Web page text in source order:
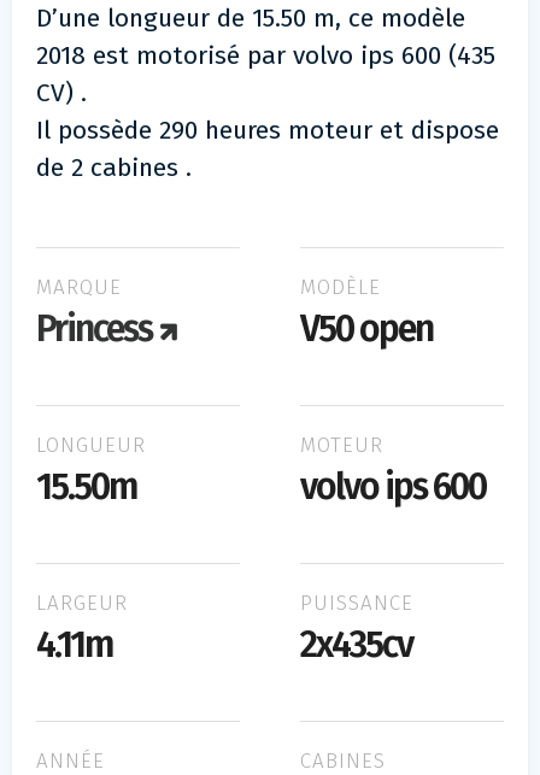
D’une longueur de 15.50 m, ce modèle
2018 est motorisé par volvo ips 600 (435
CV) .
Il possède 290 heures moteur et dispose
de 2 cabines .
MARQUE
Princess
MODÈLE
V50 open
LONGUEUR
15.50m
MOTEUR
volvo ips 600
LARGEUR
4.11m
PUISSANCE
2x435cv
ANNÉE CABINES